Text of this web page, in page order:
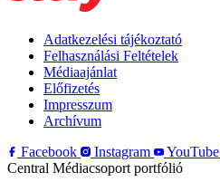
Adatkezelési tájékoztató
Felhasználási Feltételek
Médiaajánlat
Előfizetés
Impresszum
Archívum
Facebook
Instagram YouTube
Central Médiacsoport portfólió